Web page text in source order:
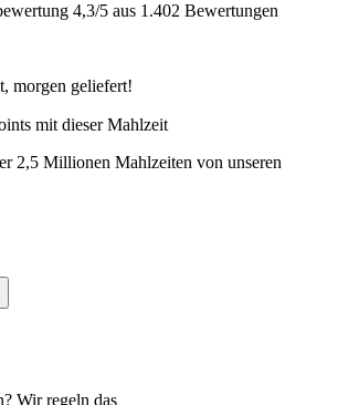
4,3/5 aus 1.402 Bewertungen
morgen geliefert!
mit dieser Mahlzeit
2,5 Millionen Mahlzeiten von unseren
Wir regeln das